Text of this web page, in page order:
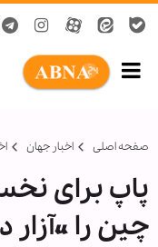
صفحه اصلی اخبار جهان
پاپ برای
چین را